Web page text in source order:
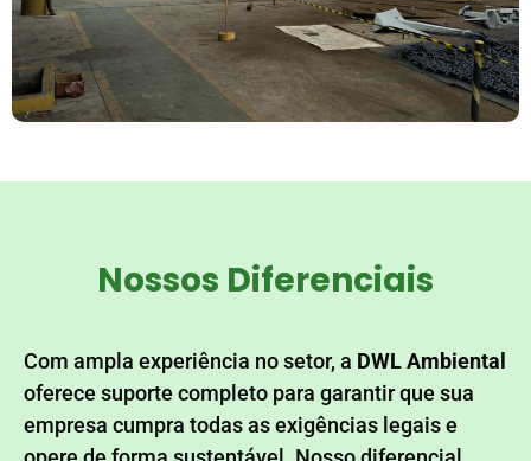
Nossos Diferenciais
Com ampla experiência no setor, a DWL Ambiental
oferece suporte completo para garantir que sua
empresa cumpra todas as exigências legais e